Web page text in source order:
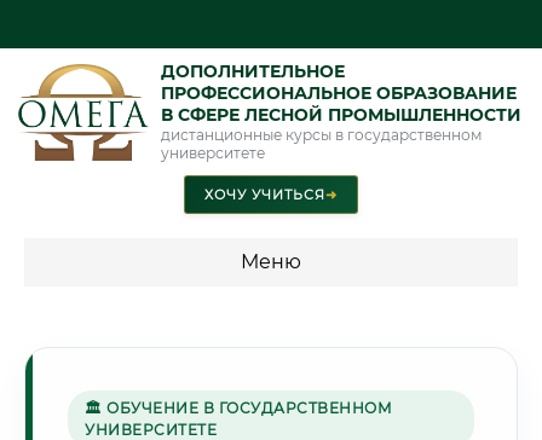
ДОПОЛНИТЕЛЬНОЕ
ПРОФЕССИОНАЛЬНОЕ ОБРАЗОВАНИЕ
В СФЕРЕ ЛЕСНОЙ ПРОМЫШЛЕННОСТИ
дистанционные курсы в государственном
университете
ХОЧУ УЧИТЬСЯ➜
Меню
промышленность"
🏛 ОБУЧЕНИЕ В ГОСУДАРСТВЕННОМ
УНИВЕРСИТЕТЕ